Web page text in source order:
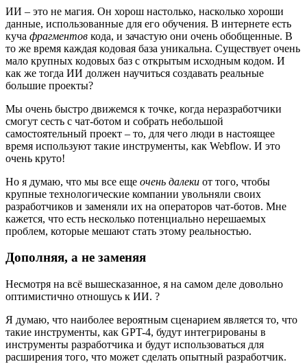
ИИ – это не магия. Он хорош настолько, насколько хороши
данные, использованные для его обучения. В интернете есть
куча фрагментов кода, и зачастую они очень обобщенные. В
то же время каждая кодовая база уникальна. Существует очень
мало крупных кодовых баз с открытым исходным кодом. И
как же тогда ИИ должен научиться создавать реальные
большие проекты?
Мы очень быстро движемся к точке, когда неразработчики
смогут сесть с чат-ботом и собрать небольшой
самостоятельный проект – то, для чего люди в настоящее
время используют такие инструменты, как Webflow. И это
очень круто!
Но я думаю, что мы все еще очень далеки от того, чтобы
крупные технологические компании увольняли своих
разработчиков и заменяли их на операторов чат-ботов. Мне
кажется, что есть несколько потенциально нерешаемых
проблем, которые мешают стать этому реальностью.
Дополняя, а не заменяя
Несмотря на всё вышесказанное, я на самом деле довольно
оптимистично отношусь к ИИ. ?
Я думаю, что наиболее вероятным сценарием является то, что
такие инструменты, как GPT-4, будут интегрированы в
инструменты разработчика и будут использоваться для
расширения того, что может сделать опытный разработчик.